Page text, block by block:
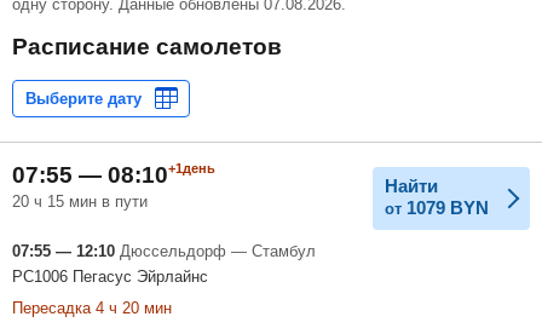
одну сторону. Данные обновлены 07.08.2026.
Расписание самолетов
07:55 — 08:10+1день
20 ч 15 мин в пути
Найти
от 1079 BYN
07:55 — 12:10 Дюссельдорф — Стамбул
PC1006 Пегасус Эйрлайнс
Пересадка 4 ч 20 мин